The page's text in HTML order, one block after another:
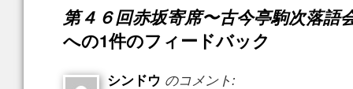
第４６回赤坂寄席〜古今亭駒次落語
への1件のフィードバック
シンドウ のコメント: